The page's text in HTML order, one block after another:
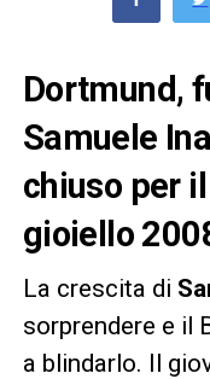
Dortmund,
Samuele
chiuso per
gioiello
La crescita di
sorprendere e il
a blindarlo. Il